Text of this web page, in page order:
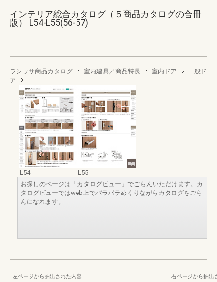
インテリア総合カタログ（５商品カタログの合冊
版） L54-L55(56-57)
ラシッサ商品カタログ 室内建具／商品特長 室内ドア
一般ド
ア
L54
L55
お探しのページは「カタログビュー」でごらんいただけます。カ
タログビューではweb上でパラパラめくりながらカタログをごら
んになれます。
左ページから抽出された内容
右ページから抽出